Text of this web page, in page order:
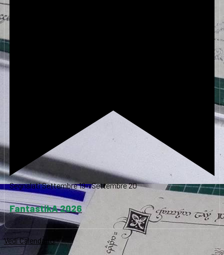
SegnalatiSettembre 19-Settembre 20
FantastikA 2026
Vedi Calendario